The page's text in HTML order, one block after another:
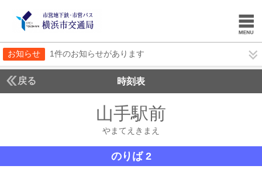
お知らせ 1件のお知らせがあります
戻る 時刻表
山手駅前
やまてえきまえ
のりば 2